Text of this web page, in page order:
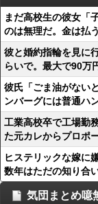
まだ高校生の彼女「
のは無理だ。金は払
彼と婚約指輪を見に
らいで。最大で90万
彼氏「ごま油がない
ンバーグには普通ハ
工業高校卒で工場勤
た元カレからプロポ
ヒステリックな嫁に
数年はただの知り合
気団まとめ噫